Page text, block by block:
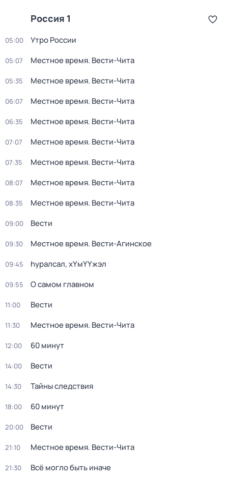
Россия 1
05:00 Утро России
05:07 Местное время. Вести-Чита
05:35 Местное время. Вести-Чита
06:07 Местное время. Вести-Чита
06:35 Местное время. Вести-Чита
07:07 Местное время. Вести-Чита
07:35 Местное время. Вести-Чита
08:07 Местное время. Вести-Чита
08:35 Местное время. Вести-Чита
09:00 Вести
09:30 Местное время. Вести-Агинское
09:45 hуралсал, хYмYYжэл
09:55 О самом главном
11:00 Вести
11:30 Местное время. Вести-Чита
12:00 60 минут
14:00 Вести
14:30 Тайны следствия
18:00 60 минут
20:00 Вести
21:10 Местное время. Вести-Чита
21:30 Всё могло быть иначе